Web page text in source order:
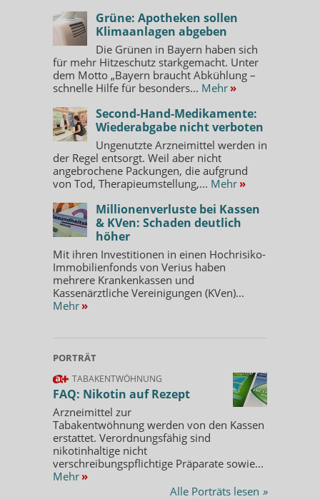
Grüne: Apotheken sollen
Klimaanlagen abgeben
Die Grünen in Bayern haben sich
für mehr Hitzeschutz starkgemacht. Unter
dem Motto „Bayern braucht Abkühlung –
schnelle Hilfe für besonders... Mehr »
Second-Hand-Medikamente:
Wiederabgabe nicht verboten
Ungenutzte Arzneimittel werden in
der Regel entsorgt. Weil aber nicht
angebrochene Packungen, die aufgrund
von Tod, Therapieumstellung,... Mehr »
Millionenverluste bei Kassen
& KVen: Schaden deutlich
höher
Mit ihren Investitionen in einen Hochrisiko-
Immobilienfonds von Verius haben
mehrere Krankenkassen und
Kassenärztliche Vereinigungen (KVen)...
Mehr »
PORTRÄT
TABAKENTWÖHNUNG
FAQ: Nikotin auf Rezept
Arzneimittel zur
Tabakentwöhnung werden von den Kassen
erstattet. Verordnungsfähig sind
nikotinhaltige nicht
verschreibungspflichtige Präparate sowie...
Mehr »
Alle Porträts lesen »